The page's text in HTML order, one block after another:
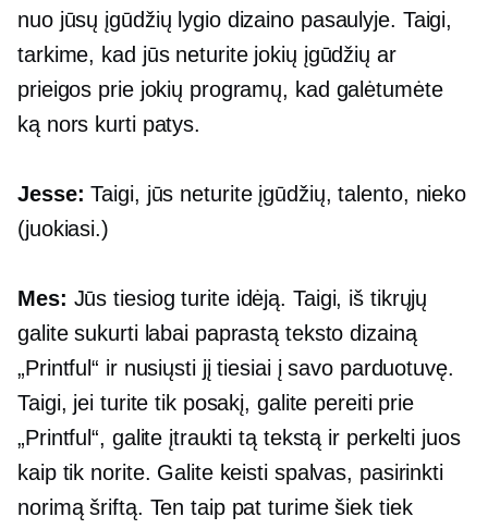
nuo jūsų įgūdžių lygio dizaino pasaulyje. Taigi,
tarkime, kad jūs neturite jokių įgūdžių ar
prieigos prie jokių programų, kad galėtumėte
ką nors kurti patys.
Jesse: Taigi, jūs neturite įgūdžių, talento, nieko
(juokiasi.)
Mes: Jūs tiesiog turite idėją. Taigi, iš tikrųjų
galite sukurti labai paprastą teksto dizainą
„Printful“ ir nusiųsti jį tiesiai į savo parduotuvę.
Taigi, jei turite tik posakį, galite pereiti prie
„Printful“, galite įtraukti tą tekstą ir perkelti juos
kaip tik norite. Galite keisti spalvas, pasirinkti
norimą šriftą. Ten taip pat turime šiek tiek